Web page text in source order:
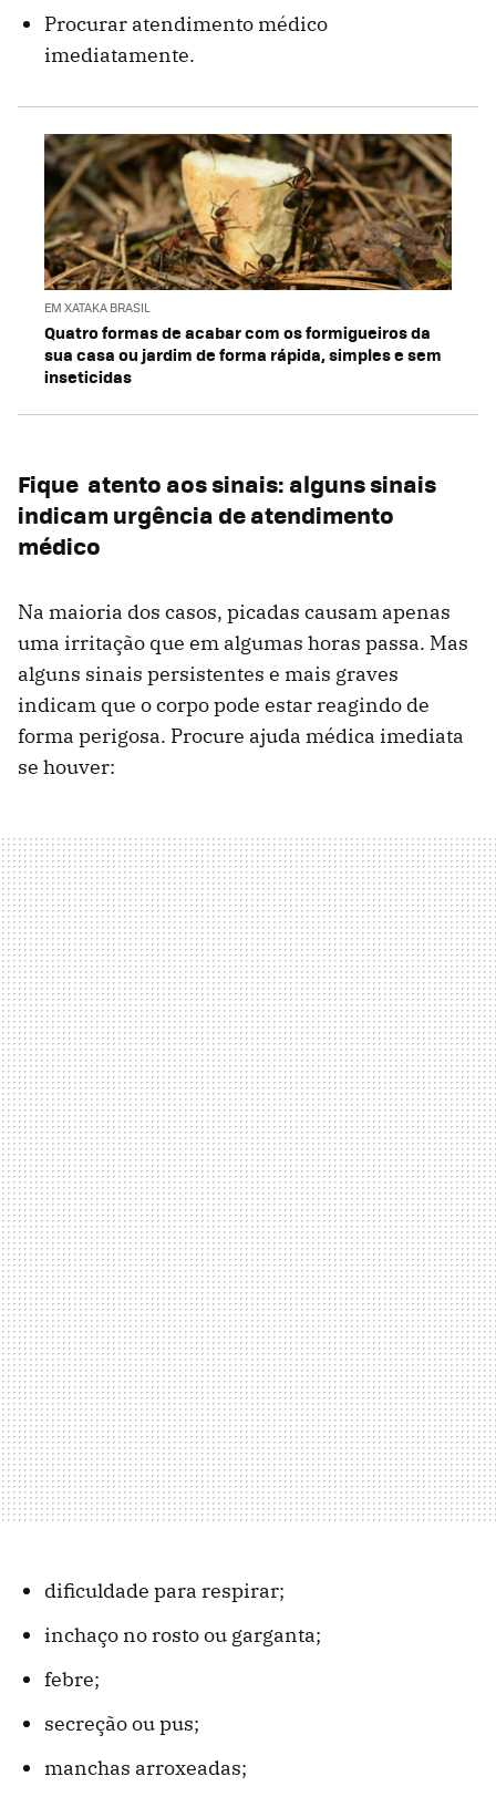
Procurar atendimento médico
imediatamente.
EM XATAKA BRASIL
Quatro formas de acabar com os formigueiros da
sua casa ou jardim de forma rápida, simples e sem
inseticidas
Fique atento aos sinais: alguns sinais
indicam urgência de atendimento
médico
Na maioria dos casos, picadas causam apenas
uma irritação que em algumas horas passa. Mas
alguns sinais persistentes e mais graves
indicam que o corpo pode estar reagindo de
forma perigosa. Procure ajuda médica imediata
se houver:
dificuldade para respirar;
inchaço no rosto ou garganta;
febre;
secreção ou pus;
manchas arroxeadas;